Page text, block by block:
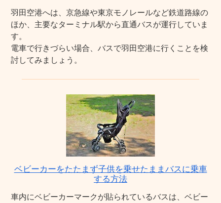
羽田空港へは、京急線や東京モノレールなど鉄道路線の
ほか、主要なターミナル駅から直通バスが運行していま
す。
電車で行きづらい場合、バスで羽田空港に行くことを検
討してみましょう。
ベビーカーをたたまず子供を乗せたままバスに乗車
する方法
車内にベビーカーマークが貼られているバスは、ベビー